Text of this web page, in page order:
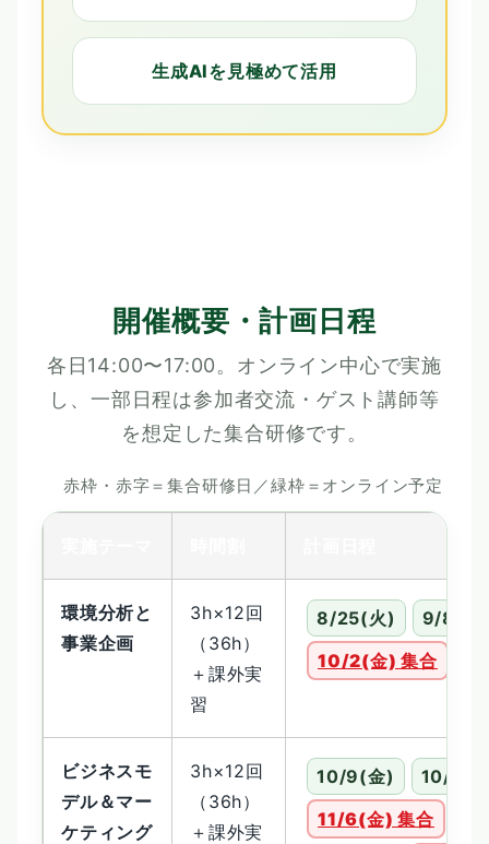
生成AIを見極めて活用
開催概要・計画日程
各日14:00〜17:00。オンライン中心で実施
し、一部日程は参加者交流・ゲスト講師等
を想定した集合研修です。
赤枠・赤字＝集合研修日／緑枠＝オンライン予定
環境分析と
事業企画
3h×12回
（36h）
＋課外実
習
8/25(火)
9/8(火
10/2(金) 集合
ビジネスモ
デル＆マー
ケティング
3h×12回
（36h）
＋課外実
10/9(金)
10/16(
11/6(金) 集合